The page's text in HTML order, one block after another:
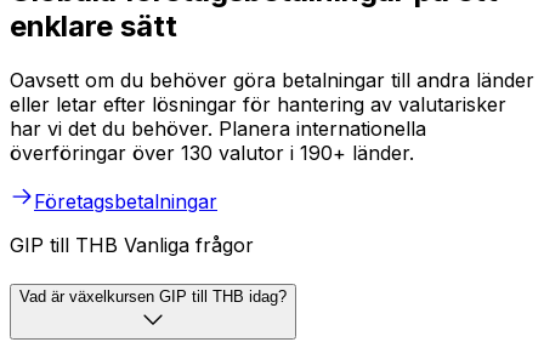
enklare sätt
Oavsett om du behöver göra betalningar till andra länder
eller letar efter lösningar för hantering av valutarisker
har vi det du behöver. Planera internationella
överföringar över 130 valutor i 190+ länder.
Företagsbetalningar
GIP till THB Vanliga frågor
Vad är växelkursen GIP till THB idag?